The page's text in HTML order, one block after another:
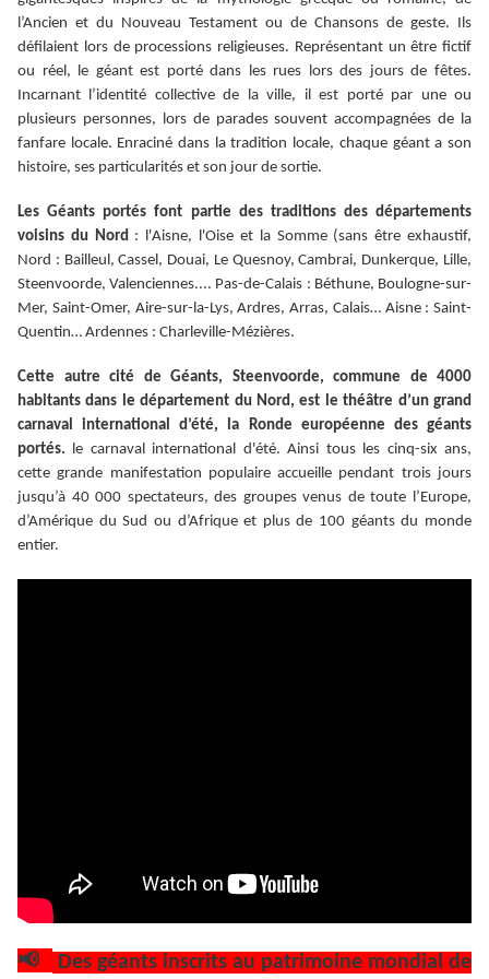
l’Ancien et du Nouveau Testament ou de Chansons de geste. Ils
défilaient lors de processions religieuses. Représentant un être fictif
ou réel, le géant est porté dans les rues lors des jours de fêtes.
Incarnant l’identité collective de la ville, il est porté par une ou
plusieurs personnes, lors de parades souvent accompagnées de la
fanfare locale. Enraciné dans la tradition locale, chaque géant a son
histoire, ses particularités et son jour de sortie.
Les Géants portés font partie des traditions des départements
voisins du Nord : l'Aisne, l'Oise et la Somme (sans être exhaustif,
Nord : Bailleul, Cassel, Douai, Le Quesnoy, Cambrai, Dunkerque, Lille,
Steenvoorde, Valenciennes.... Pas-de-Calais : Béthune, Boulogne-sur-
Mer, Saint-Omer, Aire-sur-la-Lys, Ardres, Arras, Calais… Aisne : Saint-
Quentin… Ardennes : Charleville-Mézières.
Cette autre cité de Géants, Steenvoorde, commune de 4000
habitants dans le département du Nord, est le théâtre d’un grand
carnaval international d’été, la Ronde européenne des géants
portés. le carnaval international d'été. Ainsi tous les cinq-six ans,
cette grande manifestation populaire accueille pendant trois jours
jusqu’à 40 000 spectateurs, des groupes venus de toute l’Europe,
d’Amérique du Sud ou d’Afrique et plus de 100 géants du monde
entier.
📢 Des géants inscrits au patrimoine mondial de